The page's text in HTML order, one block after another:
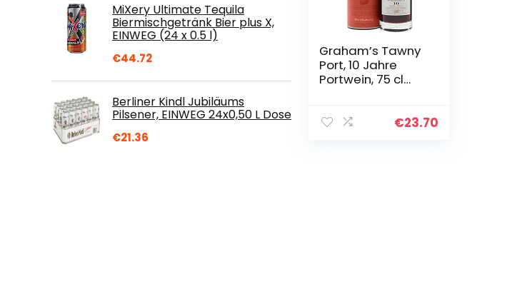
MiXery Ultimate Tequila
Biermischgetränk Bier plus X,
EINWEG (24 x 0.5 l)
€44.72
Berliner Kindl Jubiläums
Pilsener, EINWEG 24x0,50 L Dose
€21.36
Graham’s Tawny
Port, 10 Jahre
Portwein, 75 cl
€23.70